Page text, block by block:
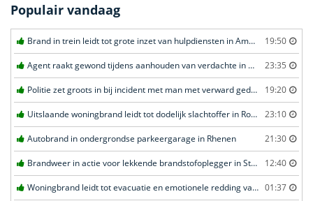
Populair vandaag
Brand in trein leidt tot grote inzet van hulpdiensten in Amersfoort 19:50
Agent raakt gewond tijdens aanhouden van verdachte in Amsterdam 23:35
Politie zet groots in bij incident met man met verward gedrag in Leeuwarden 19:20
Uitslaande woningbrand leidt tot dodelijk slachtoffer in Rotterdam 23:10
Autobrand in ondergrondse parkeergarage in Rhenen 21:30
Brandweer in actie voor lekkende brandstofoplegger in Stroe 12:40
Woningbrand leidt tot evacuatie en emotionele redding van kat in Amsterdam 01:37